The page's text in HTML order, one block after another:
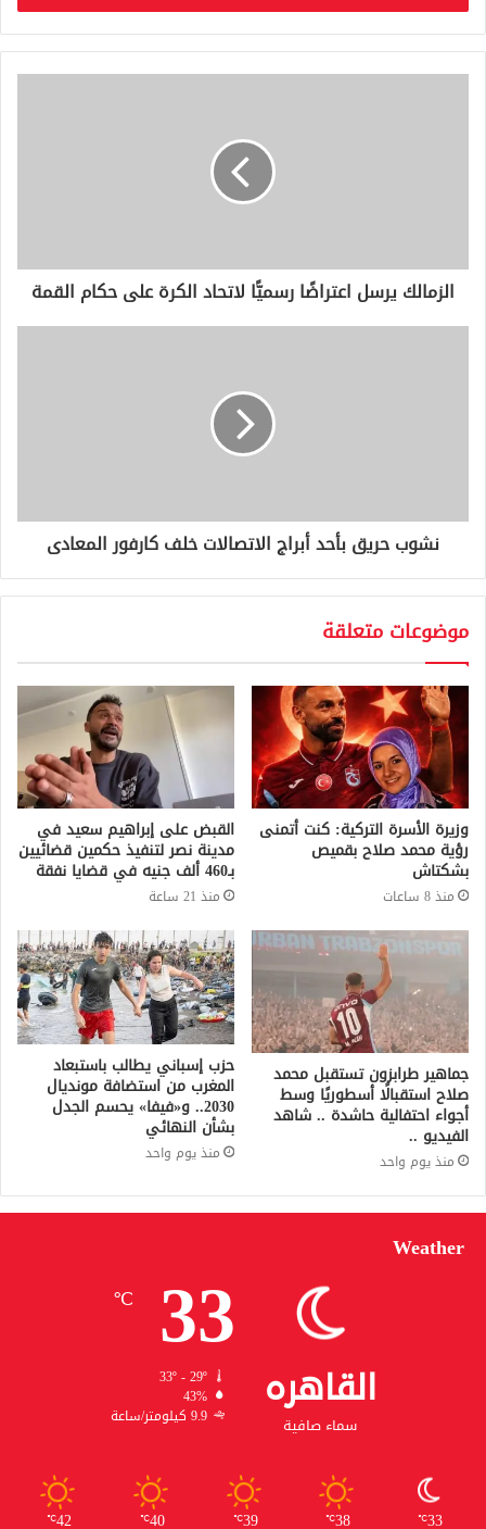
ب
ر
ي
ر
ي
الزمالك يرسل اعتراضًا رسميًّا لاتحاد الكرة على حكام القمة
نشوب حريق بأحد أبراج الاتصالات خلف كارفور المعادى
موضوعات متعلقة
وزيرة الأسرة التركية: كنت أتمنى
رؤية محمد صلاح بقميص
بشكتاش
منذ 8 ساعات
القبض على إبراهيم سعيد في
مدينة نصر لتنفيذ حكمين قضائيين
بـ460 ألف جنيه في قضايا نفقة
منذ 21 ساعة
جماهير طرابزون تستقبل محمد
صلاح استقبالًا أسطوريًا وسط
أجواء احتفالية حاشدة .. شاهد
الفيديو ..
منذ يوم واحد
حزب إسباني يطالب باستبعاد
المغرب من استضافة مونديال
2030.. و«فيفا» يحسم الجدل
بشأن النهائي
منذ يوم واحد
Weather
القاهره
سماء صافية
33
℃
33º - 29º
43%
9.9 كيلومتر/ساعة
33
℃
38
℃
39
℃
40
℃
42
℃